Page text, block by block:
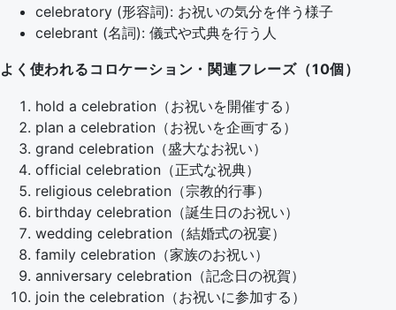
celebratory (形容詞): お祝いの気分を伴う様子
celebrant (名詞): 儀式や式典を行う人
よく使われるコロケーション・関連フレーズ（10個）
hold a celebration（お祝いを開催する）
plan a celebration（お祝いを企画する）
grand celebration（盛大なお祝い）
official celebration（正式な祝典）
religious celebration（宗教的行事）
birthday celebration（誕生日のお祝い）
wedding celebration（結婚式の祝宴）
family celebration（家族のお祝い）
anniversary celebration（記念日の祝賀）
join the celebration（お祝いに参加する）